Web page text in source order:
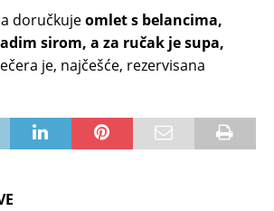
doručkujeomlet s belancima,
sirom, a za ručak je supa,
je, najčešće, rezervisana